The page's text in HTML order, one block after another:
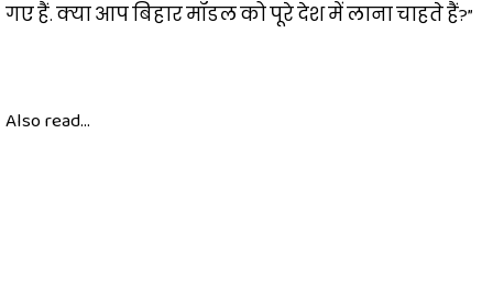
गए हैं. क्या आप बिहार मॉडल को पूरे देश में लाना चाहते हैं?”
Also read...